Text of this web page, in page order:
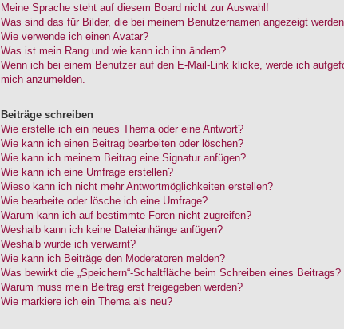
Meine Sprache steht auf diesem Board nicht zur Auswahl!
Was sind das für Bilder, die bei meinem Benutzernamen angezeigt
Wie verwende ich einen Avatar?
Was ist mein Rang und wie kann ich ihn ändern?
Wenn ich bei einem Benutzer auf den E-Mail-Link klicke, werde ich
mich anzumelden.
Beiträge schreiben
Wie erstelle ich ein neues Thema oder eine Antwort?
Wie kann ich einen Beitrag bearbeiten oder löschen?
Wie kann ich meinem Beitrag eine Signatur anfügen?
Wie kann ich eine Umfrage erstellen?
Wieso kann ich nicht mehr Antwortmöglichkeiten erstellen?
Wie bearbeite oder lösche ich eine Umfrage?
Warum kann ich auf bestimmte Foren nicht zugreifen?
Weshalb kann ich keine Dateianhänge anfügen?
Weshalb wurde ich verwarnt?
Wie kann ich Beiträge den Moderatoren melden?
Was bewirkt die „Speichern“-Schaltfläche beim Schreiben eines Beitrags?
Warum muss mein Beitrag erst freigegeben werden?
Wie markiere ich ein Thema als neu?